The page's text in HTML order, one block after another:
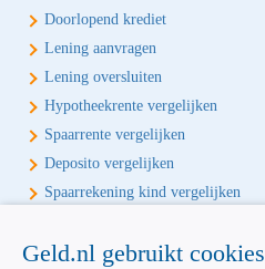
Doorlopend krediet
Lening aanvragen
Lening oversluiten
Hypotheekrente vergelijken
Spaarrente vergelijken
Deposito vergelijken
Spaarrekening kind vergelijken
Écht onafhankelijk vergelijken
Geld.nl gebruikt cookies